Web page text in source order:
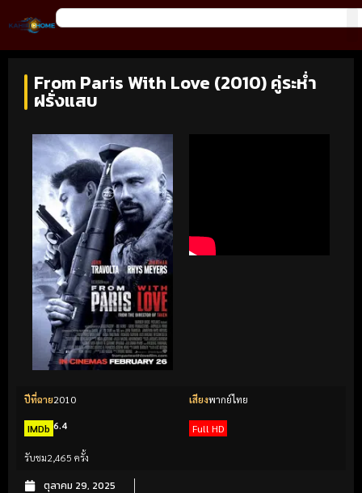
From Paris With Love (2010) คู่ระห่ำ
ฝรั่งแสบ
ปีที่ฉาย2010 เสียงพากย์ไทย
IMDb 6.4 Full HD
รับชม2,465 ครั้ง
ตุลาคม 29, 2025